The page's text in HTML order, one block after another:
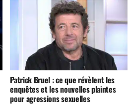
Patrick Bruel : ce que révèlent les
enquêtes et les nouvelles plaintes
pour agressions sexuelles